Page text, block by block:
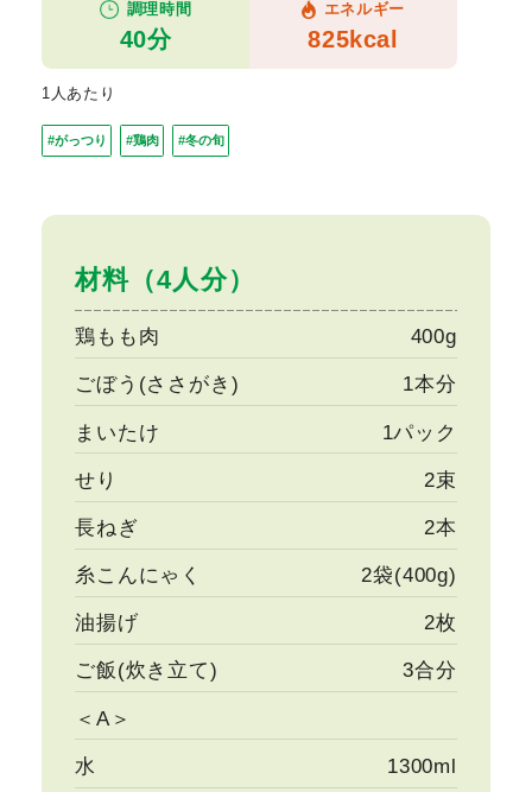
材料（4人分）
鶏もも肉 400g
ごぼう(ささがき) 1本分
まいたけ 1パック
せり 2束
長ねぎ 2本
糸こんにゃく 2袋(400g)
油揚げ 2枚
ご飯(炊き立て) 3合分
＜A＞
水 1300ml
調理時間
40分
エネルギー
825kcal
1人あたり
#がっつり #鶏肉 #冬の旬